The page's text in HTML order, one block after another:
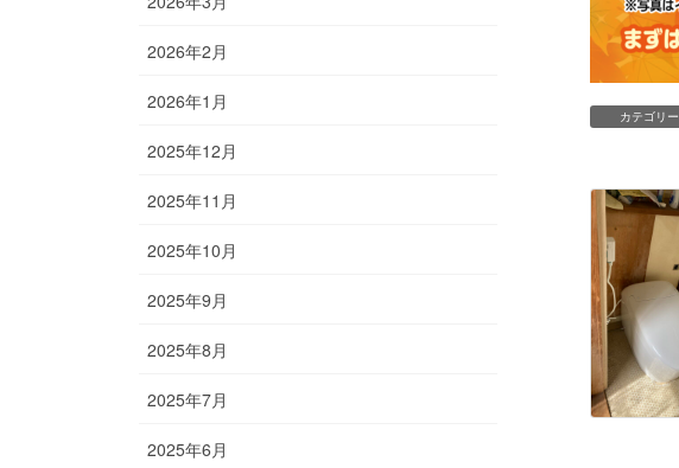
カテゴリー
2026年2月
2026年1月
2025年12月
2025年11月
2025年10月
2025年9月
2025年8月
2025年7月
2025年6月